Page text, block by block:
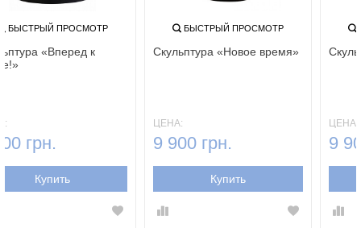
БЫСТРЫЙ ПРОСМОТР
Скульптура «Вперед к
мечте!»
9 900 грн.
БЫСТРЫЙ ПРОСМОТР
Скульптура «Новое время»
9 900 грн.